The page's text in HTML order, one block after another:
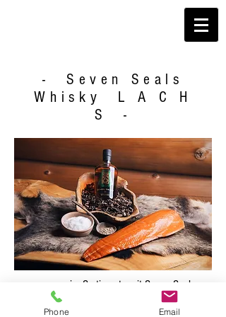
- Seven Seals
Whisky L A C H
S -
ganz neu im Sortiment - mit Seven Seals
Whisky - Port Wood Finish
Phone Email